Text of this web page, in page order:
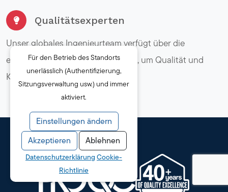
Qualitätsexperten
Unser globales Ingenieurteam verfügt über die
erforderliche Branchenkompetenz, um Qualität und
Konformität zu überprüfen.
Für den Betrieb des Standorts
unerlässlich (Authentifizierung,
Sitzungsverwaltung usw.) und immer
aktiviert.
Einstellungen ändern
Akzeptieren
Ablehnen
Datenschutzerklärung Cookie-
Richtlinie